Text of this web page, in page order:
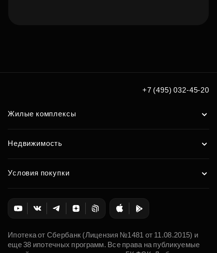
+7 (495) 032-45-20
Жилые комплексы
Недвижимость
Условия покупки
Ипотека от Сбербанк (Лицензия №1481 от 11.08.2015) и
еще 38 ипотечных программ. Все права на публикуемые